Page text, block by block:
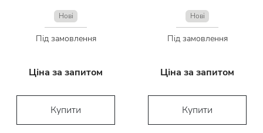
Нові
Під замовлення
Ціна за запитом
Купити
Нові
Під замовлення
Ціна за запитом
Купити